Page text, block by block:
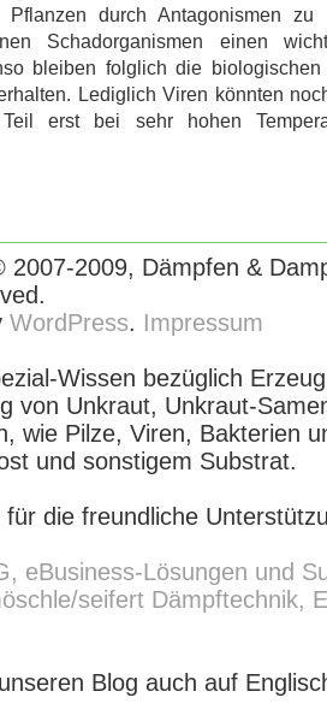
Pflanzen durch Antagonismen
Schadorganismen einen
bleiben folglich die
Lediglich Viren könnten
erst bei sehr hohen
2007-2009, Dämpfen &
WordPress. Impressum
Wissen bezüglich
von Unkraut, Unkraut-
wie Pilze, Viren, Bakterien
und sonstigem Substrat.
für die freundliche
eBusiness-Lösungen und
seifert Dämpftechnik,
Blog auch auf